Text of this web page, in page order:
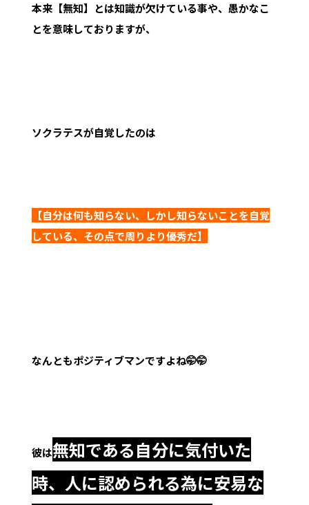
本来【無知】とは知識が欠けている事や、愚かなこ
とを意味しておりますが、
ソクラテスが自覚したのは
【自分は何も知らない、しかし知らないことを自覚
している、その点で周りより優秀だ】
なんともポジティブマンですよね🤭🤭
彼は無知である自分に気付いた
時、人に認められる為に安易な